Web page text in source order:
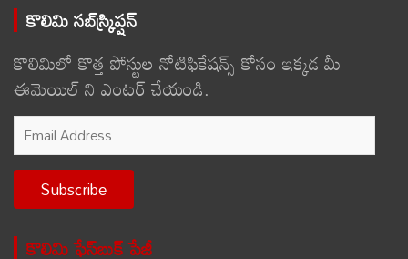
కొలిమి సబ్‌స్క్రిప్షన్
కొలిమిలో కొత్త పోస్టుల నోటిఫికేషన్స్ కోసం ఇక్కడ మీ
ఈమెయిల్ ని ఎంటర్ చేయండి.
Email
Address
Subscribe
కొలిమి ఫేస్‌బుక్ పేజీ